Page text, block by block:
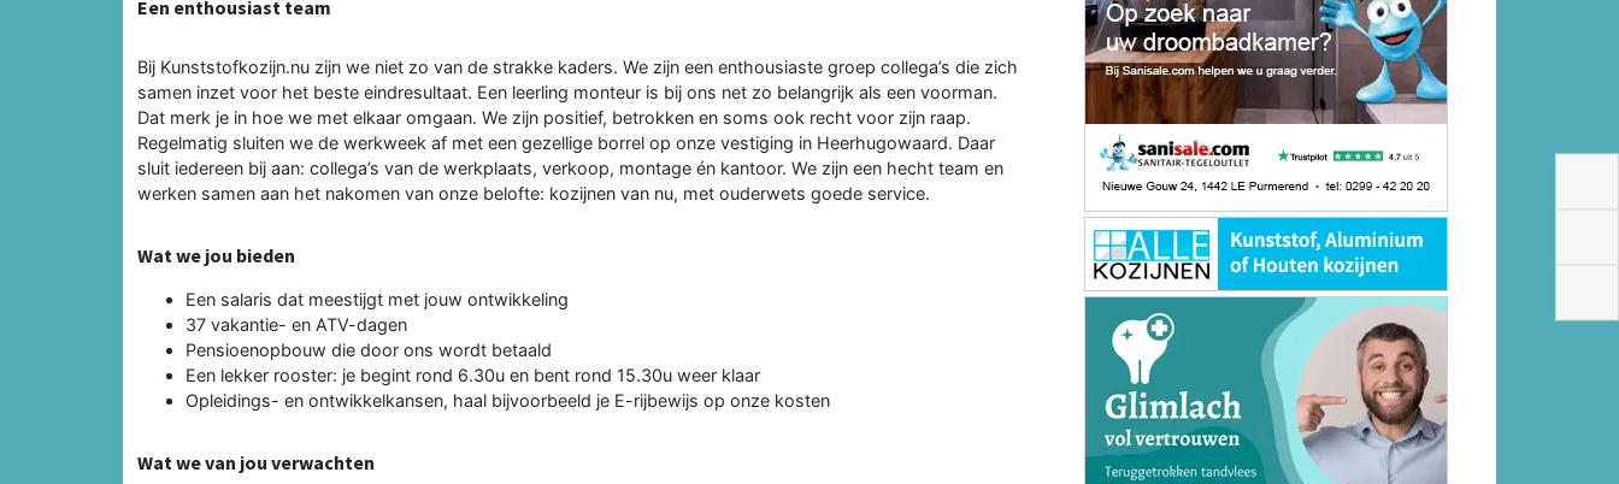
Een enthousiast team
Bij Kunststofkozijn.nu zijn we niet zo van de strakke kaders. We zijn een enthousiaste groep collega’s die zich
samen inzet voor het beste eindresultaat. Een leerling monteur is bij ons net zo belangrijk als een voorman.
Dat merk je in hoe we met elkaar omgaan. We zijn positief, betrokken en soms ook recht voor zijn raap.
Regelmatig sluiten we de werkweek af met een gezellige borrel op onze vestiging in Heerhugowaard. Daar
sluit iedereen bij aan: collega’s van de werkplaats, verkoop, montage én kantoor. We zijn een hecht team en
werken samen aan het nakomen van onze belofte: kozijnen van nu, met ouderwets goede service.
Wat we jou bieden
Een salaris dat meestijgt met jouw ontwikkeling
37 vakantie- en ATV-dagen
Pensioenopbouw die door ons wordt betaald
Een lekker rooster: je begint rond 6.30u en bent rond 15.30u weer klaar
Opleidings- en ontwikkelkansen, haal bijvoorbeeld je E-rijbewijs op onze kosten
Wat we van jou verwachten